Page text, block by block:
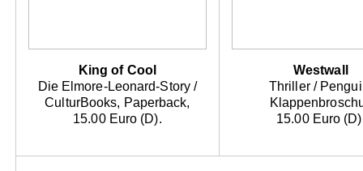
King of Cool
Die Elmore-Leonard-Story /
CulturBooks, Paperback,
15.00 Euro (D).
Westwall
Thriller /
15.00 Euro